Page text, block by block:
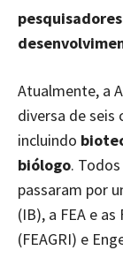
Atualmente, a
diversa de seis
incluindo
biólogo.
passaram por
(IB), a FEA e
(FEAGRI) e